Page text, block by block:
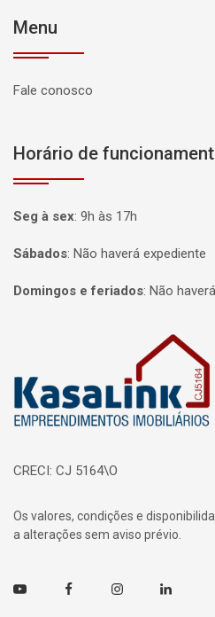
Menu
Fale conosco
Horário de
Seg à sex: 9h às 17h
Sábados: Não haverá expediente
Domingos e feriados: Não
CRECI: CJ 5164\O
Os valores, condições e
a alterações sem aviso prévio.
Youtube FacebookInstagramLinkedin